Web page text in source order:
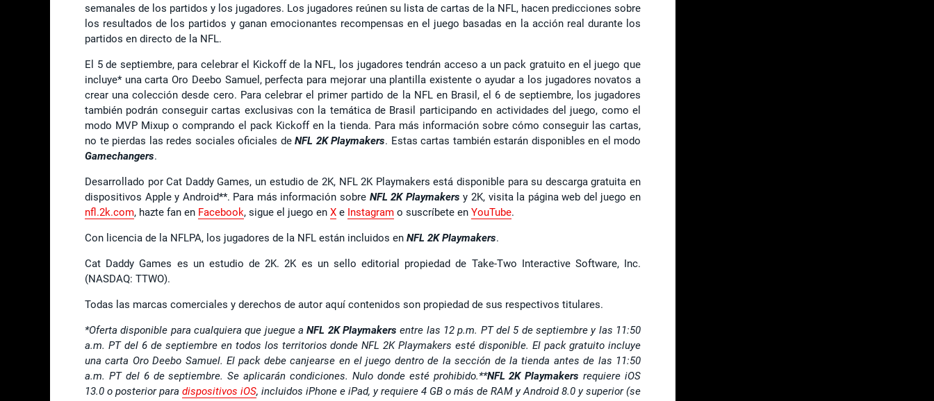
semanales de los partidos y los jugadores. Los jugadores reúnen su lista de cartas de la NFL, hacen predicciones sobre
los resultados de los partidos y ganan emocionantes recompensas en el juego basadas en la acción real durante los
partidos en directo de la NFL.
El 5 de septiembre, para celebrar el Kickoff de la NFL, los jugadores tendrán acceso a un pack gratuito en el juego que
incluye* una carta Oro Deebo Samuel, perfecta para mejorar una plantilla existente o ayudar a los jugadores novatos a
crear una colección desde cero. Para celebrar el primer partido de la NFL en Brasil, el 6 de septiembre, los jugadores
también podrán conseguir cartas exclusivas con la temática de Brasil participando en actividades del juego, como el
modo MVP Mixup o comprando el pack Kickoff en la tienda. Para más información sobre cómo conseguir las cartas,
no te pierdas las redes sociales oficiales de NFL 2K Playmakers. Estas cartas también estarán disponibles en el modo
Gamechangers.
Desarrollado por Cat Daddy Games, un estudio de 2K, NFL 2K Playmakers está disponible para su descarga gratuita en
dispositivos Apple y Android**. Para más información sobre NFL 2K Playmakers y 2K, visita la página web del juego en
nfl.2k.com, hazte fan en Facebook, sigue el juego en X e Instagram o suscríbete en YouTube.
Con licencia de la NFLPA, los jugadores de la NFL están incluidos en NFL 2K Playmakers.
Cat Daddy Games es un estudio de 2K. 2K es un sello editorial propiedad de Take-Two Interactive Software, Inc.
(NASDAQ: TTWO).
Todas las marcas comerciales y derechos de autor aquí contenidos son propiedad de sus respectivos titulares.
*Oferta disponible para cualquiera que juegue aNFL 2K Playmakers entre las 12 p.m. PT del 5 de septiembre y las 11:50
a.m. PT del 6 de septiembre en todos los territorios donde NFL 2K Playmakers esté disponible. El pack gratuito incluye
una carta Oro Deebo Samuel. El pack debe canjearse en el juego dentro de la sección de la tienda antes de las 11:50
a.m. PT del 6 de septiembre. Se aplicarán condiciones. Nulo donde esté prohibido.**NFL 2K Playmakers requiere iOS
13.0 o posterior para dispositivos iOS, incluidos iPhone e iPad, y requiere 4 GB o más de RAM y Android 8.0 y superior (se